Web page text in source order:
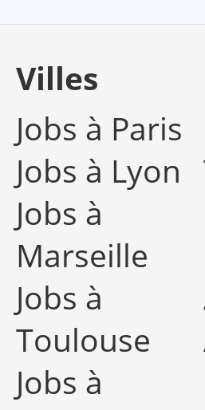
Villes
Jobs à Paris
Jobs à Lyon
Jobs à
Marseille
Jobs à
Toulouse
Jobs à